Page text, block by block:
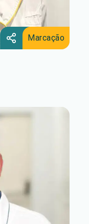
Marcação